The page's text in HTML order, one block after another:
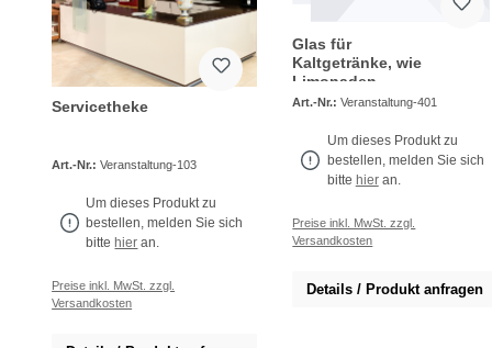
Servicetheke
Art.-Nr.:Veranstaltung-103
Um dieses Produkt zu
bestellen, melden Sie sich
bitte hier an.
Preise inkl. MwSt. zzgl.
Versandkosten
Glas für
Kaltgetränke, wie
Limonaden
Perlgetränke
Art.-Nr.:Veranstaltung-401
Um dieses Produkt zu
bestellen, melden Sie sich
bitte hieran.
Preise inkl. MwSt. zzgl.
Versandkosten
Details / Produkt anfragen